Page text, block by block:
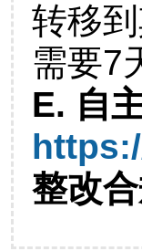
转移
需要7
E. 自
整改